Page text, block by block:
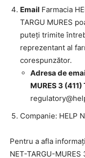
Email Farmacia
TARGU MURES
puteți trimite
reprezentant al
corespunzător.
Adresa de
MURES 3 (411)
Companie: HELP
Pentru a afla
NET-TARGU-